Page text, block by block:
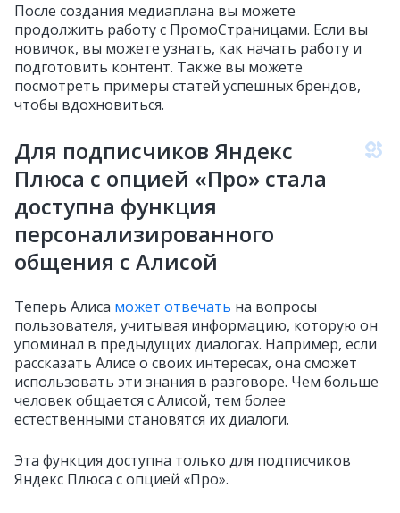
После создания медиаплана вы можете
продолжить работу с ПромоСтраницами. Если вы
новичок, вы можете узнать, как начать работу и
подготовить контент. Также вы можете
посмотреть примеры статей успешных брендов,
чтобы вдохновиться.
Для подписчиков Яндекс
Плюса с опцией «Про» стала
доступна функция
персонализированного
общения с Алисой
Теперь Алиса может отвечать на вопросы
пользователя, учитывая информацию, которую он
упоминал в предыдущих диалогах. Например, если
рассказать Алисе о своих интересах, она сможет
использовать эти знания в разговоре. Чем больше
человек общается с Алисой, тем более
естественными становятся их диалоги.
Эта функция доступна только для подписчиков
Яндекс Плюса с опцией «Про».